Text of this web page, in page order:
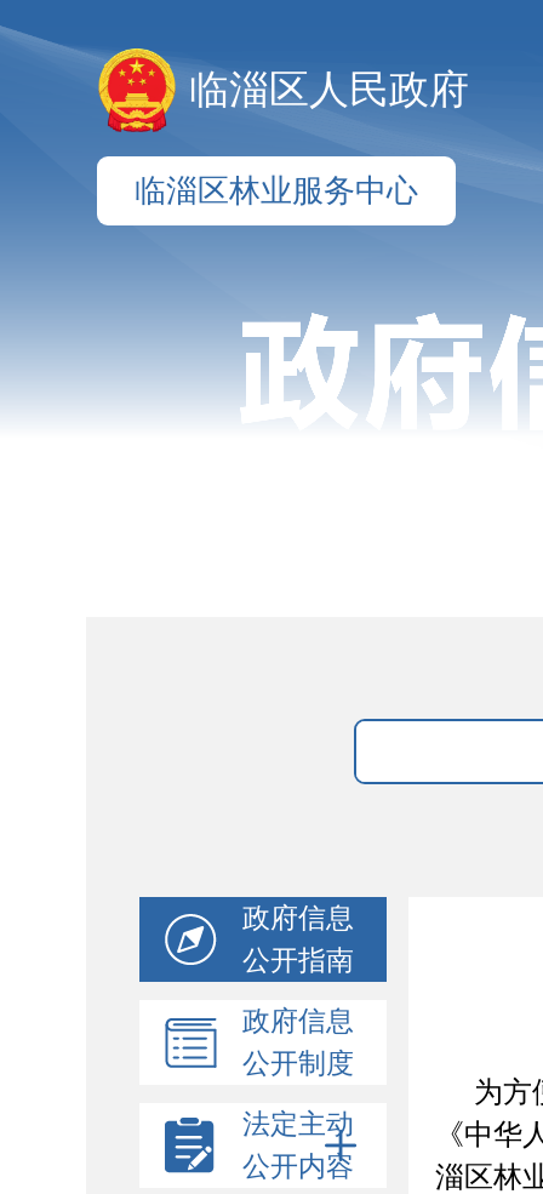
临淄区人民政府
临淄区林业服务中心
政府信息
公开指南
政府信息
公开制度
法定主动
公开内容
为方
《中
淄区林